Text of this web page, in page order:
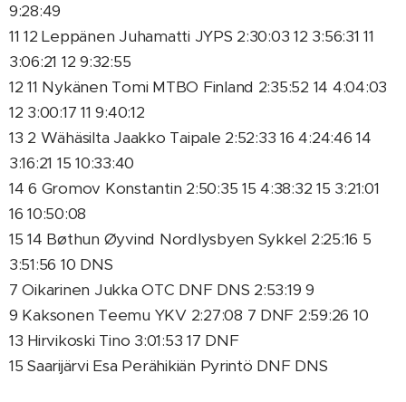
9:28:49
11 12 Leppänen Juhamatti JYPS 2:30:03 12 3:56:31 11
3:06:21 12 9:32:55
12 11 Nykänen Tomi MTBO Finland 2:35:52 14 4:04:03
12 3:00:17 11 9:40:12
13 2 Wähäsilta Jaakko Taipale 2:52:33 16 4:24:46 14
3:16:21 15 10:33:40
14 6 Gromov Konstantin 2:50:35 15 4:38:32 15 3:21:01
16 10:50:08
15 14 Bøthun Øyvind Nordlysbyen Sykkel 2:25:16 5
3:51:56 10 DNS
7 Oikarinen Jukka OTC DNF DNS 2:53:19 9
9 Kaksonen Teemu YKV 2:27:08 7 DNF 2:59:26 10
13 Hirvikoski Tino 3:01:53 17 DNF
15 Saarijärvi Esa Perähikiän Pyrintö DNF DNS